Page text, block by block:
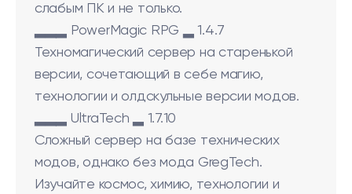
слабым ПК и не только.
▂▂▂ PowerMagic RPG ▂ 1.4.7
Техномагический сервер на старенькой
версии, сочетающий в себе магию,
технологии и олдскульные версии модов.
▂▂▂ UltraTech ▂ 1.7.10
Сложный сервер на базе технических
модов, однако без мода GregTech.
Изучайте космос, химию, технологии и